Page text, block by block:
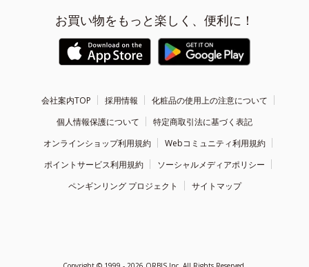
お買い物をもっと楽しく、便利に！
会社案内TOP 採用情報
化粧品の使用上の注意について
個人情報保護について
特定商取引法に基づく表記
オンラインショップ利用規約
Webコミュニティ利用規約
ポイントサービス利用規約
ソーシャルメディアポリシー
ペンギンリング プロジェクト
サイトマップ